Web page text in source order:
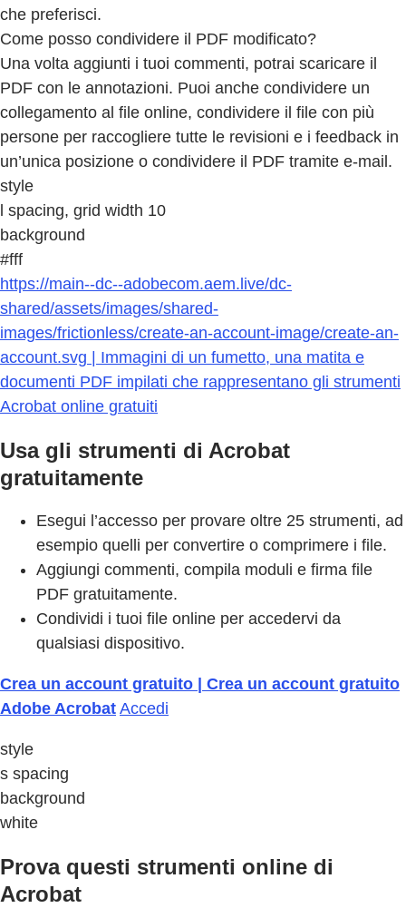
che preferisci.
Come posso condividere il PDF modificato?
Una volta aggiunti i tuoi commenti, potrai scaricare il
PDF con le annotazioni. Puoi anche condividere un
collegamento al file online, condividere il file con più
persone per raccogliere tutte le revisioni e i feedback in
un’unica posizione o condividere il PDF tramite e-mail.
style
l spacing, grid width 10
background
#fff
https://main--dc--adobecom.aem.live/dc-
shared/assets/images/shared-
images/frictionless/create-an-account-image/create-an-
account.svg | Immagini di un fumetto, una matita e
documenti PDF impilati che rappresentano gli strumenti
Acrobat online gratuiti
Usa gli strumenti di Acrobat
gratuitamente
Esegui l’accesso per provare oltre 25 strumenti, ad
esempio quelli per convertire o comprimere i file.
Aggiungi commenti, compila moduli e firma file
PDF gratuitamente.
Condividi i tuoi file online per accedervi da
qualsiasi dispositivo.
Crea un account gratuito | Crea un account gratuito
Adobe Acrobat Accedi
style
s spacing
background
white
Prova questi strumenti online di
Acrobat